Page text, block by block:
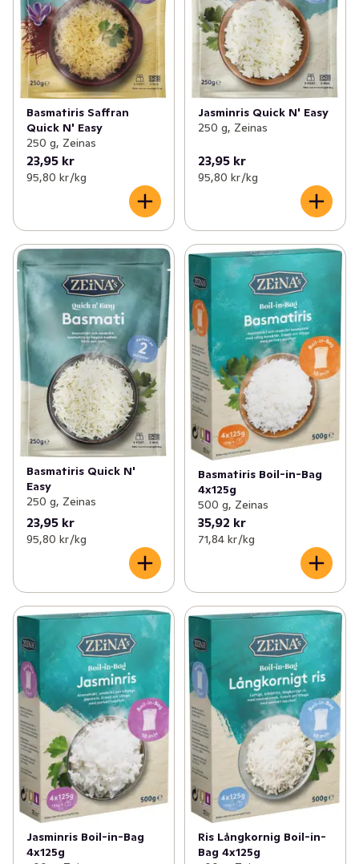
Basmatiris Saffran
Quick N' Easy
250 g, Zeinas
23,95 kr
95,80 kr /kg
Jasminris Quick N' Easy
250 g, Zeinas
23,95 kr
95,80 kr /kg
Basmatiris Quick N'
Easy
250 g, Zeinas
23,95 kr
95,80 kr /kg
Basmatiris Boil-in-Bag
4x125g
500 g, Zeinas
35,92 kr
71,84 kr /kg
Jasminris Boil-in-Bag
4x125g
Ris Långkornig Boil-in-
Bag 4x125g